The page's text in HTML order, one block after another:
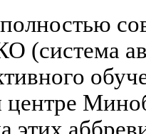
(система